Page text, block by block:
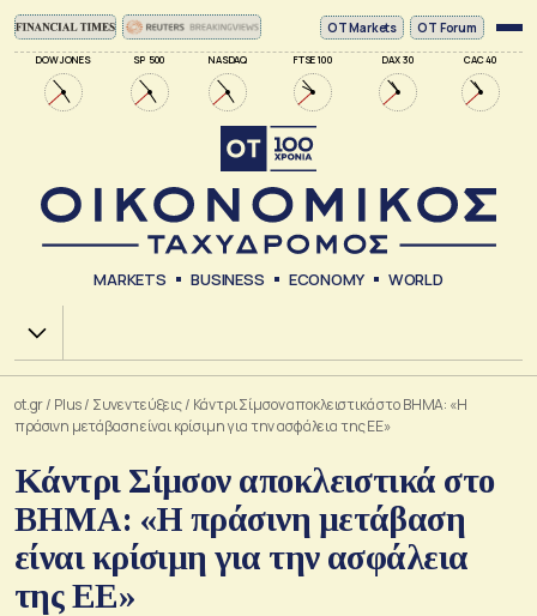
DOW JONES SP 500 NASDAQ FTSE 100 DAX 30 CAC 40
ΟΤ Markets OT Forum
MARKETS BUSINESS ECONOMY WORLD
Χ.Α.
ot.gr/ Plus/ Συνεντεύξεις/ Κάντρι Σίμσον αποκλειστικά στο ΒΗΜΑ: «Η
πράσινη μετάβαση είναι κρίσιμη για την ασφάλεια της ΕΕ»
Κάντρι Σίμσον αποκλειστικά στο
ΒΗΜΑ: «Η πράσινη μετάβαση
είναι κρίσιμη για την ασφάλεια
της ΕΕ»